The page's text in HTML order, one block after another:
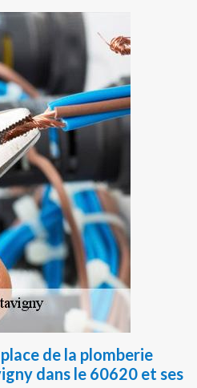
de la plomberie
dans le 60620 et ses